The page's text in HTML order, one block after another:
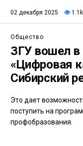
02 декабря 2025 1.1k
Общество
ЗГУ вошел в
«Цифровая
Сибирский
Это дает
поступить на
профобразования.